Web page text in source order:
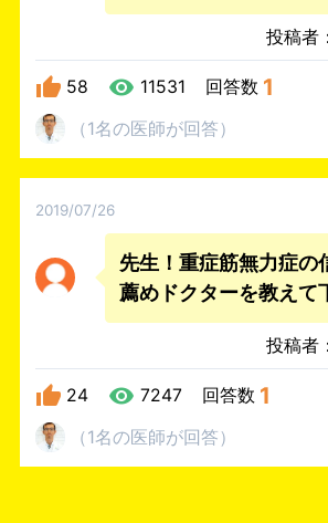
い。
投稿者
58 11531 回答数 1
（1名の医師が回答）
2019/07/26
先生！重症筋無力症の
薦めドクターを教えて
投稿者
24 7247 回答数 1
（1名の医師が回答）